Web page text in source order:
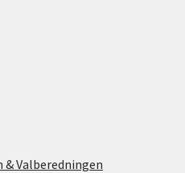
Valberedningen